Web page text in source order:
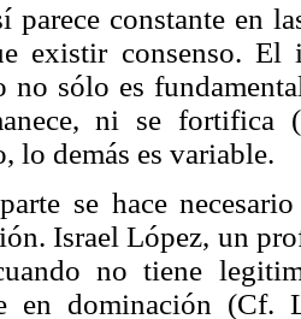
parece constante en
existir consenso.
no sólo es
ni se
lo demás es variable.
se hace
Israel López, un
no tiene
en dominación (Cf.